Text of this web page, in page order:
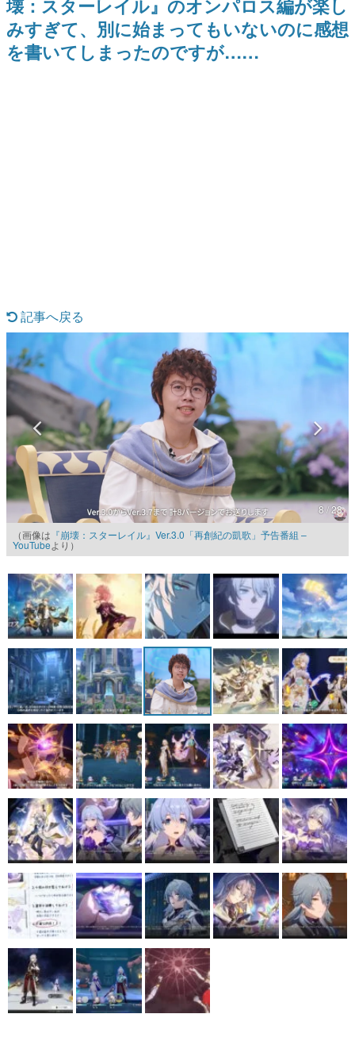
聞きし、ヒットする企画（ゲーム）とは何か？を探ってい
きます。
赫本
この物語を解いてはいけない。『赫本』は、〈試験問題〉
なんでゲームは面白い？
ゲーム開発者・hamatsu氏がゲームの魅力を画面や操作の
具体的な形から解き明かしていく、硬派で骨太な評論連載
です。
ゲームが変えた日本語
「経験値」「裏技」「ラスボス」… ゲームにまつわる言葉
の起源や用法の変遷を、コンピューター文化史研究家・タ
イニーP氏が徹底調査。
カテゴリ
特集記事
女性向け
アプリレビュー
その他
電ファミニコゲーマーとは？
運営：株式会社マレ
壊：スターレイル』のオンパロス編が楽し
みすぎて、別に始まってもいないのに感想
を書いてしまったのですが……
記事へ戻る
8 / 28
（画像は 『崩壊：スターレイル』Ver.3.0「再創紀の凱歌」予告番組 –
YouTubeより）